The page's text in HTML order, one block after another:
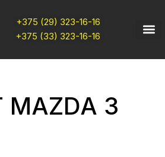
+375 (29) 323-16-16
+375 (33) 323-16-16
3